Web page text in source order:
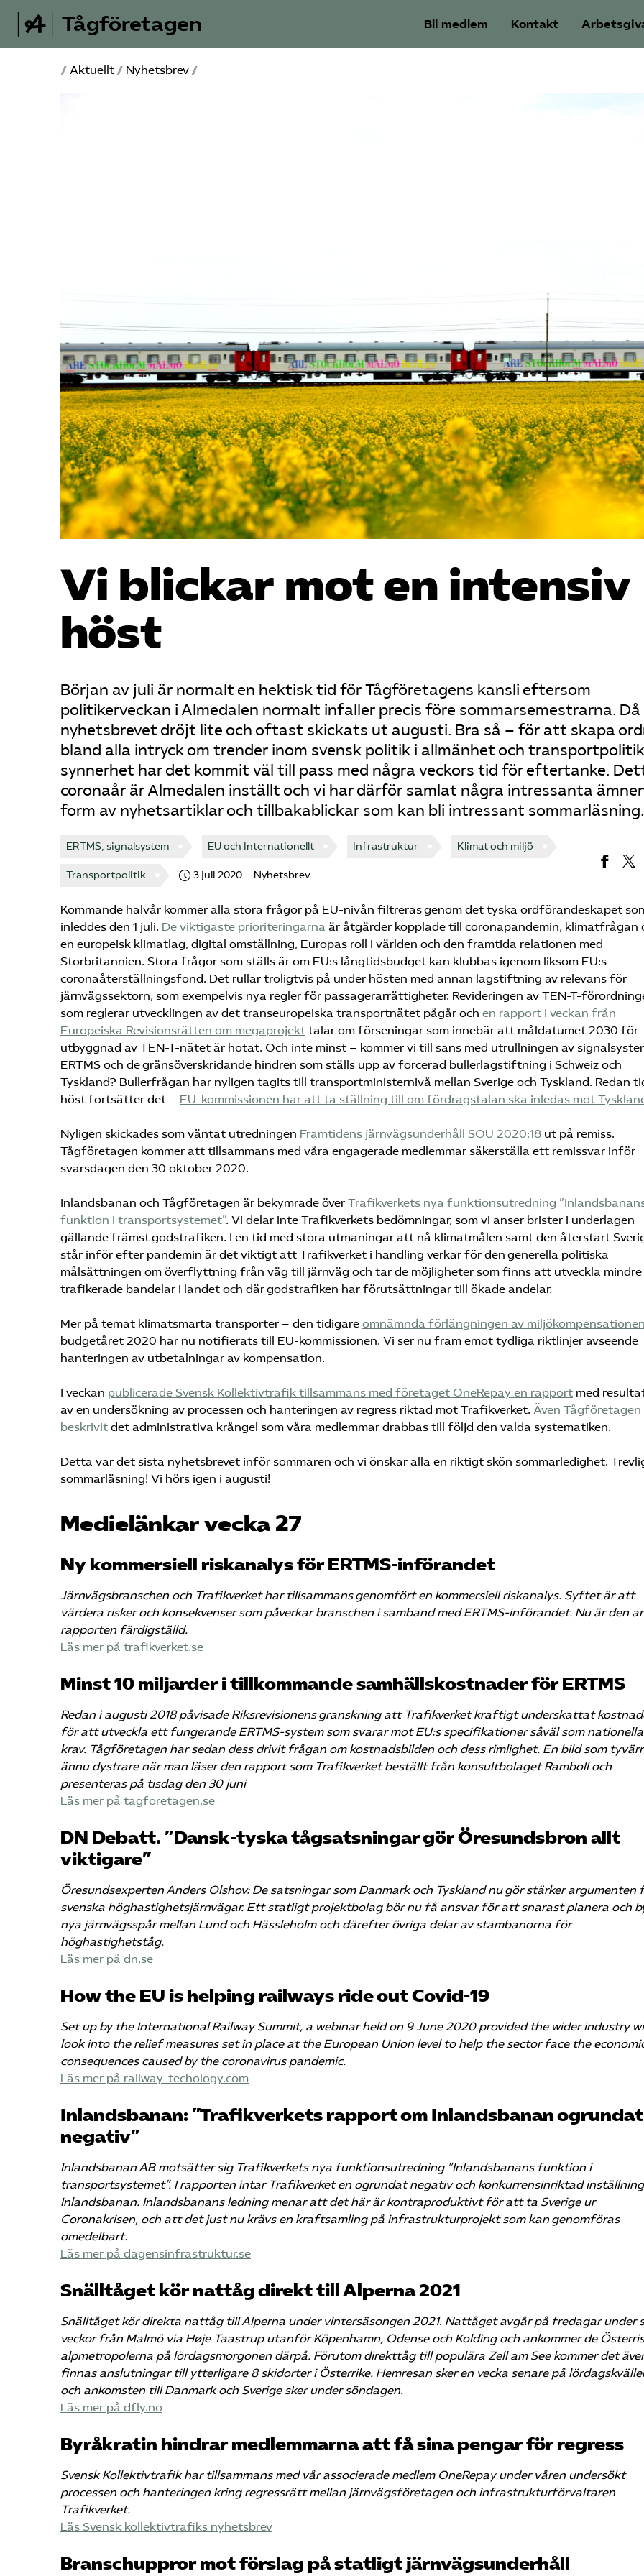
Tågföretagen Bli medlem Kontakt
/ Aktuellt / Nyhetsbrev /
Vi blickar mot en intensiv
höst
Början av juli är normalt en hektisk tid för Tågföretagens kansli eftersom
politikerveckan i Almedalen normalt infaller precis före sommarsemestrarna. Då
nyhetsbrevet dröjt lite och oftast skickats ut augusti. Bra så – för att skapa
bland alla intryck om trender inom svensk politik i allmänhet och
synnerhet har det kommit väl till pass med några veckors tid för eftertanke.
coronaår är Almedalen inställt och vi har därför samlat några intressanta
form av nyhetsartiklar och tillbakablickar som kan bli intressant sommarläsning.
ERTMS, signalsystem EU och Internationellt Infrastruktur Klimat och miljö
Transportpolitik 3 juli 2020 Nyhetsbrev
Kommande halvår kommer alla stora frågor på EU-nivån filtreras genom det tyska ordförandeskapet
inleddes den 1 juli. De viktigaste prioriteringarna är åtgärder kopplade till coronapandemin, klimatfrågan
en europeisk klimatlag, digital omställning, Europas roll i världen och den framtida relationen med
Storbritannien. Stora frågor som ställs är om EU:s långtidsbudget kan klubbas igenom liksom EU:s
coronaåterställningsfond. Det rullar troligtvis på under hösten med annan lagstiftning av relevans för
järnvägssektorn, som exempelvis nya regler för passagerarrättigheter. Revideringen av TEN-T-
som reglerar utvecklingen av det transeuropeiska transportnätet pågår och en rapport i veckan från
Europeiska Revisionsrätten om megaprojekt talar om förseningar som innebär att måldatumet 2030 för
utbyggnad av TEN-T-nätet är hotat. Och inte minst – kommer vi till sans med utrullningen av
ERTMS och de gränsöverskridande hindren som ställs upp av forcerad bullerlagstiftning i Schweiz och
Tyskland? Bullerfrågan har nyligen tagits till transportministernivå mellan Sverige och Tyskland. Redan
höst fortsätter det – EU-kommissionen har att ta ställning till om fördragstalan ska inledas mot
Nyligen skickades som väntat utredningen Framtidens järnvägsunderhåll SOU 2020:18 ut på remiss.
Tågföretagen kommer att tillsammans med våra engagerade medlemmar säkerställa ett remissvar inför
svarsdagen den 30 oktober 2020.
Inlandsbanan och Tågföretagen är bekymrade över Trafikverkets nya funktionsutredning
funktion i transportsystemet”. Vi delar inte Trafikverkets bedömningar, som vi anser brister i underlagen
gällande främst godstrafiken. I en tid med stora utmaningar att nå klimatmålen samt den återstart
står inför efter pandemin är det viktigt att Trafikverket i handling verkar för den generella politiska
målsättningen om överflyttning från väg till järnväg och tar de möjligheter som finns att utveckla mindre
trafikerade bandelar i landet och där godstrafiken har förutsättningar till ökade andelar.
Mer på temat klimatsmarta transporter – den tidigare omnämnda förlängningen av miljökompensationen
budgetåret 2020 har nu notifierats till EU-kommissionen. Vi ser nu fram emot tydliga riktlinjer avseende
hanteringen av utbetalningar av kompensation.
I veckan publicerade Svensk Kollektivtrafik tillsammans med företaget OneRepay en rapport med
av en undersökning av processen och hanteringen av regress riktad mot Trafikverket. Även Tågföretagen
beskrivit det administrativa krångel som våra medlemmar drabbas till följd den valda systematiken.
Detta var det sista nyhetsbrevet inför sommaren och vi önskar alla en riktigt skön sommarledighet.
sommarläsning! Vi hörs igen i augusti!
Medielänkar vecka 27
Ny kommersiell riskanalys för ERTMS-införandet
Järnvägsbranschen och Trafikverket har tillsammans genomfört en kommersiell riskanalys. Syftet är att
värdera risker och konsekvenser som påverkar branschen i samband med ERTMS-införandet. Nu är den
rapporten färdigställd.
Läs mer på trafikverket.se
Minst 10 miljarder i tillkommande samhällskostnader för ERTMS
Redan i augusti 2018 påvisade Riksrevisionens granskning att Trafikverket kraftigt underskattat
för att utveckla ett fungerande ERTMS-system som svarar mot EU:s specifikationer såväl som nationella
krav. Tågföretagen har sedan dess drivit frågan om kostnadsbilden och dess rimlighet. En bild som
ännu dystrare när man läser den rapport som Trafikverket beställt från konsultbolaget Ramboll och
presenteras på tisdag den 30 juni
Läs mer på tagforetagen.se
DN Debatt. ”Dansk-tyska tågsatsningar gör Öresundsbron allt
viktigare”
Öresundsexperten Anders Olshov: De satsningar som Danmark och Tyskland nu gör stärker argumenten
svenska höghastighetsjärnvägar. Ett statligt projektbolag bör nu få ansvar för att snarast planera och
nya järnvägsspår mellan Lund och Hässleholm och därefter övriga delar av stambanorna för
höghastighetståg.
Läs mer på dn.se
How the EU is helping railways ride out Covid-19
Set up by the International Railway Summit, a webinar held on 9 June 2020 provided the wider industry
look into the relief measures set in place at the European Union level to help the sector face the
consequences caused by the coronavirus pandemic.
Läs mer på railway-techology.com
Inlandsbanan: ”Trafikverkets rapport om Inlandsbanan ogrundat
negativ”
Inlandsbanan AB motsätter sig Trafikverkets nya funktionsutredning ”Inlandsbanans funktion i
transportsystemet”. I rapporten intar Trafikverket en ogrundat negativ och konkurrensinriktad
Inlandsbanan. Inlandsbanans ledning menar att det här är kontraproduktivt för att ta Sverige ur
Coronakrisen, och att det just nu krävs en kraftsamling på infrastrukturprojekt som kan genomföras
omedelbart.
Läs mer på dagensinfrastruktur.se
Snälltåget kör nattåg direkt till Alperna 2021
Snälltåget kör direkta nattåg till Alperna under vintersäsongen 2021. Nattåget avgår på fredagar under
veckor från Malmö via Høje Taastrup utanför Köpenhamn, Odense och Kolding och ankommer de
alpmetropolerna på lördagsmorgonen därpå. Förutom direkttåg till populära Zell am See kommer det
finnas anslutningar till ytterligare 8 skidorter i Österrike. Hemresan sker en vecka senare på
och ankomsten till Danmark och Sverige sker under söndagen.
Läs mer på dfly.no
Byråkratin hindrar medlemmarna att få sina pengar för regress
Svensk Kollektivtrafik har tillsammans med vår associerade medlem OneRepay under våren undersökt
processen och hanteringen kring regressrätt mellan järnvägsföretagen och infrastrukturförvaltaren
Trafikverket.
Läs Svensk kollektivtrafiks nyhetsbrev
Branschuppror mot förslag på statligt järnvägsunderhåll